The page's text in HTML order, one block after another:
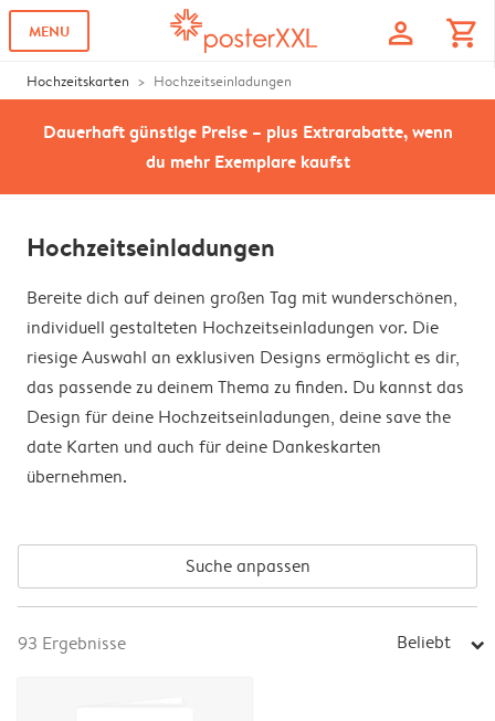
MENU profile shopping_cart
Hochzeitskarten Hochzeitseinladungen
Dauerhaft günstige Preise – plus Extrarabatte, wenn
du mehr Exemplare kaufst
Hochzeitseinladungen
Bereite dich auf deinen großen Tag mit wunderschönen,
individuell gestalteten Hochzeitseinladungen vor. Die
riesige Auswahl an exklusiven Designs ermöglicht es dir,
das passende zu deinem Thema zu finden. Du kannst das
Design für deine Hochzeitseinladungen, deine save the
date Karten und auch für deine Dankeskarten
übernehmen.
Suche anpassen
93 Ergebnisse Beliebt arrow_right